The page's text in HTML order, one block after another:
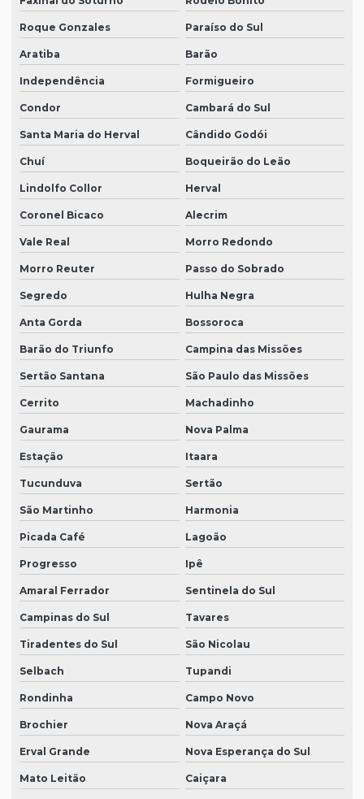
Roque Gonzales Paraíso do Sul
Aratiba Barão
Independência Formigueiro
Condor Cambará do Sul
Santa Maria do Herval Cândido Godói
Chuí Boqueirão do Leão
Lindolfo Collor Herval
Coronel Bicaco Alecrim
Vale Real Morro Redondo
Morro Reuter Passo do Sobrado
Segredo Hulha Negra
Anta Gorda Bossoroca
Barão do Triunfo Campina das Missões
Sertão Santana São Paulo das Missões
Cerrito Machadinho
Gaurama Nova Palma
Estação Itaara
Tucunduva Sertão
São Martinho Harmonia
Picada Café Lagoão
Progresso Ipê
Amaral Ferrador Sentinela do Sul
Campinas do Sul Tavares
Tiradentes do Sul São Nicolau
Selbach Tupandi
Rondinha Campo Novo
Brochier Nova Araçá
Erval Grande Nova Esperança do Sul
Mato Leitão Caiçara